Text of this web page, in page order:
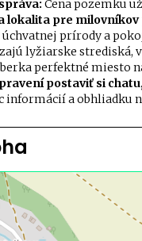
Cena pozemku
lokalita pre milovníkov
prírody a
lyžiarske strediská,
perfektné miesto
postaviť si
informácií a obhliadku